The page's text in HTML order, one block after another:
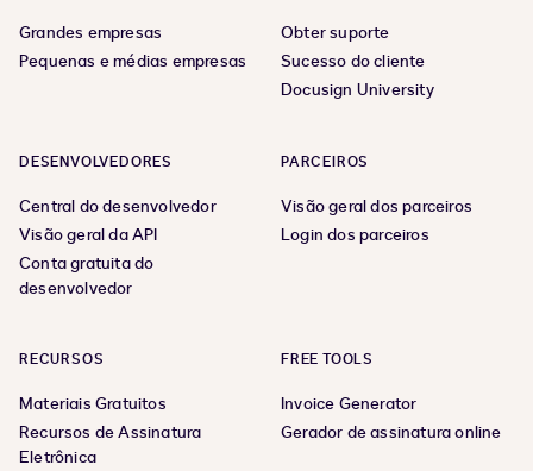
Grandes empresas
Pequenas e médias empresas
Obter suporte
Sucesso do cliente
Docusign University
DESENVOLVEDORES
Central do desenvolvedor
Visão geral da API
Conta gratuita do
desenvolvedor
PARCEIROS
Visão geral dos parceiros
Login dos parceiros
RECURSOS
Materiais Gratuitos
Recursos de Assinatura
Eletrônica
FREE TOOLS
Invoice Generator
Gerador de assinatura online